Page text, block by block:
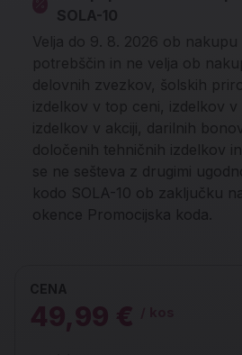
SOLA-10
Velja do 9. 8. 2026 ob
potrebščin in ne velja ob
delovnih zvezkov, šolskih
izdelkov v top ceni, izdelkov v
izdelkov v akciji, darilnih
določenih tehničnih izdelkov
se ne sešteva z drugimi
kodo SOLA-10 ob zaključku
okence Promocijska koda.
CENA
49,99 €